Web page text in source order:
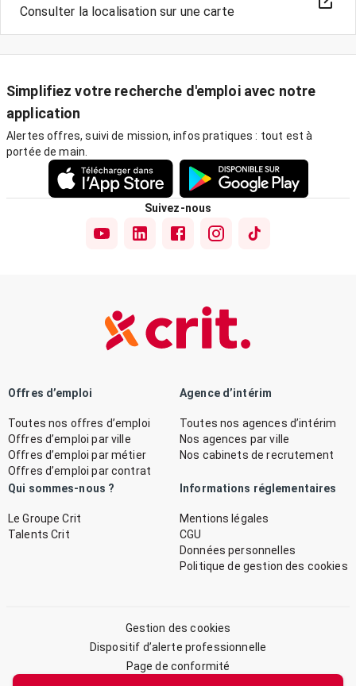
Consulter la localisation sur une carte
Simplifiez votre recherche d'emploi avec notre
application
Alertes offres, suivi de mission, infos pratiques : tout est à
portée de main.
Suivez-nous
Offres d’emploi
Toutes nos offres d’emploi
Offres d’emploi par ville
Offres d’emploi par métier
Offres d’emploi par contrat
Agence d’intérim
Toutes nos agences d’intérim
Nos agences par ville
Nos cabinets de recrutement
Qui sommes-nous ?
Le Groupe Crit
Talents Crit
Informations réglementaires
Mentions légales
CGU
Données personnelles
Politique de gestion des cookies
Gestion des cookies
Dispositif d’alerte professionnelle
Page de conformité